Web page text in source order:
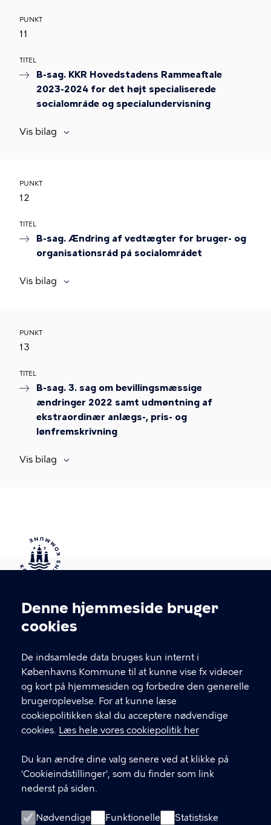
Cookieindstillinger
Denne hjemmeside bruger
cookies
De indsamlede data bruges kun internt i
Københavns Kommune til at kunne vise fx videoer
og kort på hjemmesiden og forbedre den generelle
brugeroplevelse. For at kunne læse
cookiepolitikken skal du acceptere nødvendige
cookies. Læs hele vores cookiepolitik her
Du kan ændre dine valg senere ved at klikke på
'Cookieindstillinger', som du finder som link
nederst på siden.
Nødvendige Funktionelle Statistiske
PUNKT
11
TITEL
B-sag. KKR Hovedstadens Rammeaftale
2023-2024 for det højt specialiserede
socialområde og specialundervisning
Vis bilag
PUNKT
12
TITEL
B-sag. Ændring af vedtægter for bruger- og
organisationsråd på socialområdet
Vis bilag
PUNKT
13
TITEL
B-sag. 3. sag om bevillingsmæssige
ændringer 2022 samt udmøntning af
ekstraordinær anlægs-, pris- og
lønfremskrivning
Vis bilag
Kontakt Københavns Kommune
T
fFind andre kontakter her
CVR-nummer64942212
GENVEJE
Digital Post
Databeskyttelse